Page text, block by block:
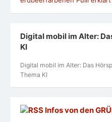
Digital mobil im Alter:
KI
Digital mobil im Alter: Das
Thema KI
Infos von den